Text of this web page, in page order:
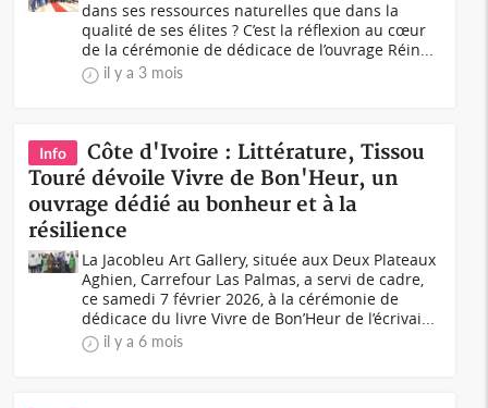
dans ses ressources naturelles que dans la
qualité de ses élites ? C’est la réflexion au cœur
de la cérémonie de dédicace de l’ouvrage Réin...
il y a 3 mois
Info
Côte d'Ivoire : Littérature, Tissou
Touré dévoile Vivre de Bon'Heur, un
ouvrage dédié au bonheur et à la
résilience
La Jacobleu Art Gallery, située aux Deux Plateaux
Aghien, Carrefour Las Palmas, a servi de cadre,
ce samedi 7 février 2026, à la cérémonie de
dédicace du livre Vivre de Bon’Heur de l’écrivai...
il y a 6 mois